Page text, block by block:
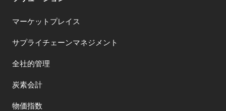
マーケットプレイス
サプライチェーンマネジメント
全社的管理
炭素会計
物価指数